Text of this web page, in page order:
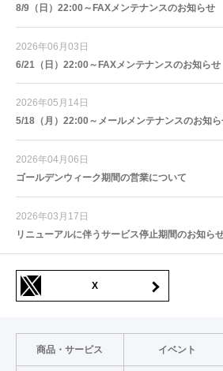
8/9（日）22:00～FAXメンテナンスのお知らせ
2026年06月03日
6/21（日）22:00～FAXメンテナンスのお知らせ
2026年05月14日
5/18（月）22:00～メールメンテナンスのお知ら
2026年04月06日
ゴールデンウィーク期間の営業について
2026年03月17日
リニューアルに伴うサービス停止期間のお知ら
X
商品・サービス イベント